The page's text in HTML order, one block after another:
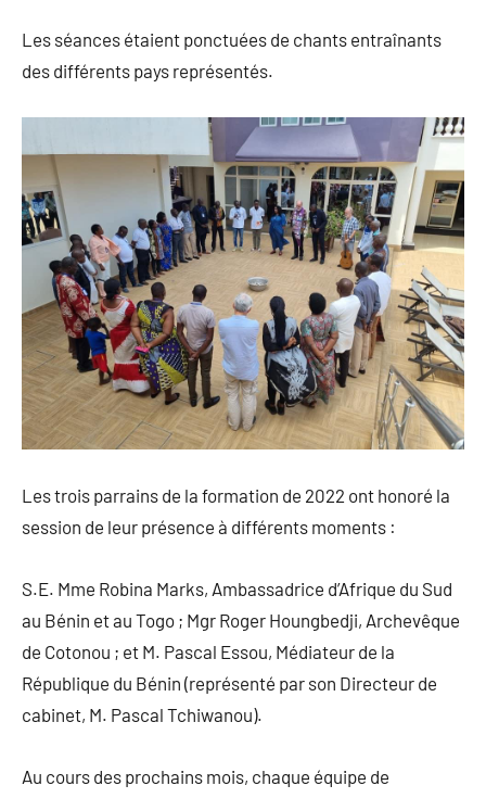
Les séances étaient ponctuées de chants entraînants
des différents pays représentés.
Les trois parrains de la formation de 2022 ont honoré la
session de leur présence à différents moments :
S.E. Mme Robina Marks, Ambassadrice d’Afrique du Sud
au Bénin et au Togo ; Mgr Roger Houngbedji, Archevêque
de Cotonou ; et M. Pascal Essou, Médiateur de la
République du Bénin (représenté par son Directeur de
cabinet, M. Pascal Tchiwanou).
Au cours des prochains mois, chaque équipe de